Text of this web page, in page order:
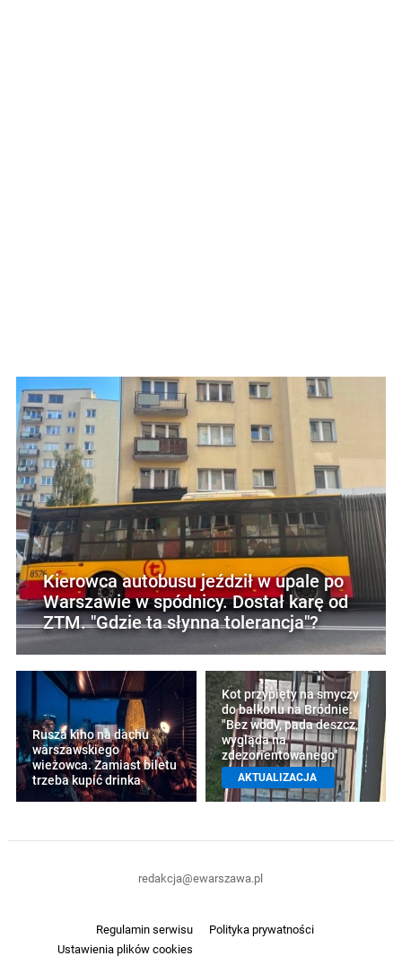
Kierowca autobusu jeździł w upale po
Warszawie w spódnicy. Dostał karę od
ZTM. "Gdzie ta słynna tolerancja"?
Rusza kino na dachu
warszawskiego
wieżowca. Zamiast biletu
trzeba kupić drinka
Kot przypięty na smyczy
do balkonu na Bródnie.
"Bez wody, pada deszcz,
wygląda na
zdezorientowanego"
AKTUALIZACJA
Regulamin serwisu
Polityka prywatności
Ustawienia plików cookies
redakcja@ewarszawa.pl